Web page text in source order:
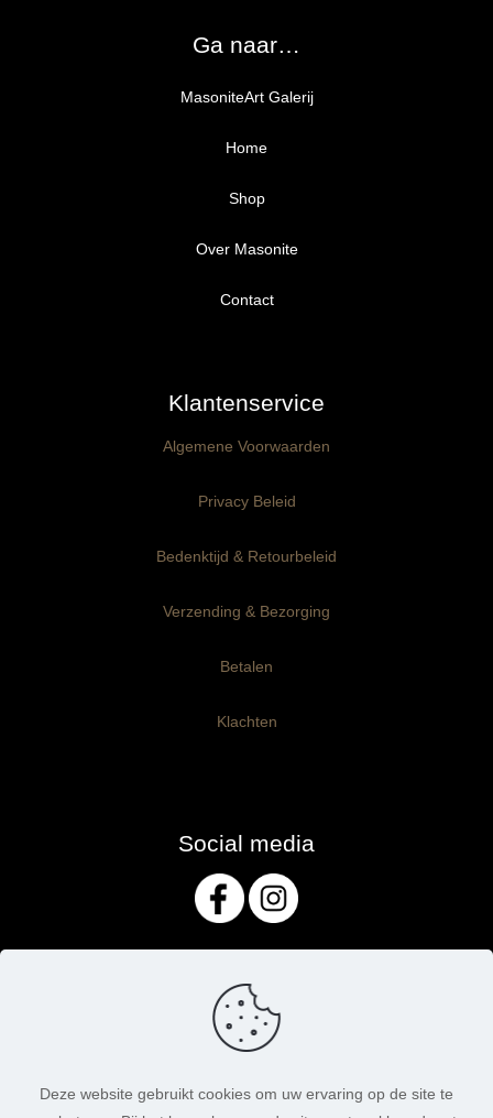
Ga naar…
MasoniteArt Galerij
Home
Shop
Alle producten
Proefpakket
3mm dik
6mm dik
Kant-en-Klaar panelen
3mm dik
6mm dik
Ophangklaar panelen
Maatwerk
Over Masonite
Contact
Klantenservice
Algemene Voorwaarden
Privacy Beleid
Bedenktijd & Retourbeleid
Verzending & Bezorging
Betalen
Klachten
Social media
Deze website gebruikt cookies om uw ervaring op de site te